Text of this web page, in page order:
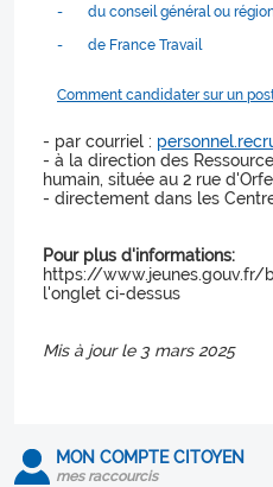
- du conseil général ou
- de France Travail
Comment candidater sur un
- par courriel :
- à la direction des
humain, située au 2 rue
- directement dans les
Pour plus d'informations:
https://www.jeunes.gouv.fr/
l'onglet ci-dessus
Mis à jour le 3 mars 2025
MON COMPTE CITOYEN
mes raccourcis